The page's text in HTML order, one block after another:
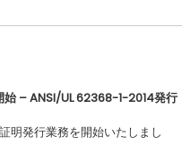
– ANSI/UL 62368-1-2014発行
明発行業務を開始いたしまし